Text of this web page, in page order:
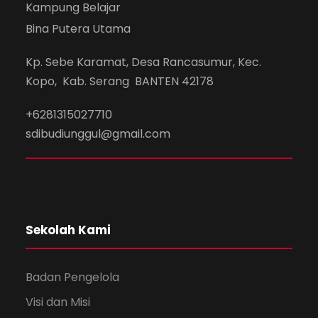
Kampung Belajar
Bina Putera Utama
Kp. Sebe Karamat, Desa Rancasumur, Kec.
Kopo, Kab. Serang BANTEN 42178
+6281315027710
sdibudiunggul@gmail.com
Sekolah Kami
Badan Pengelola
Visi dan Misi